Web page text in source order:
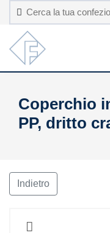
Coperchio
PP, dritto
Indietro